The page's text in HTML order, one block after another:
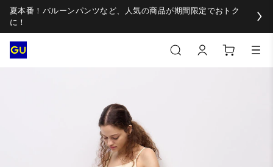
夏本番！バルーンパンツなど、人気の商品が期間限定でおトク
に！